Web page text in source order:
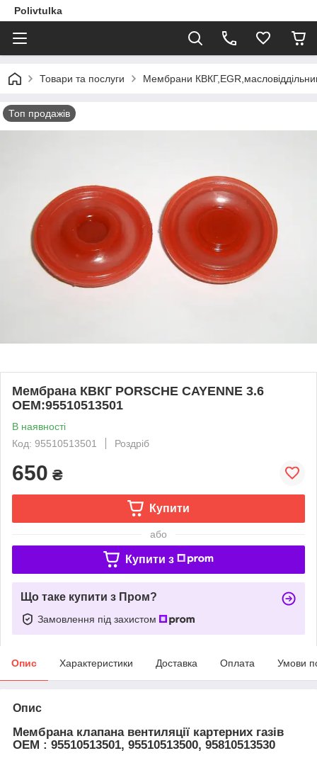
Polivtulka
Товари та послуги Мембрани
Топ продажів
Мембрана КВКГ PORSCHE CAYENNE 3.6
ОЕМ:95510513501
В наявності
Код: 95510513501
Роздріб
650 ₴
Купити
або
Купити з
Що таке купити з Пром?
Замовлення під захистом
Опис Характеристики Доставка Оплата Умови
Опис
Мембрана клапана вентиляції картерних газів
ОЕМ : 95510513501, 95510513500, 95810513530